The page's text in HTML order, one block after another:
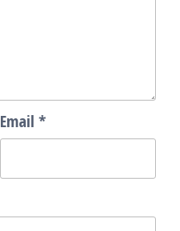
Email *